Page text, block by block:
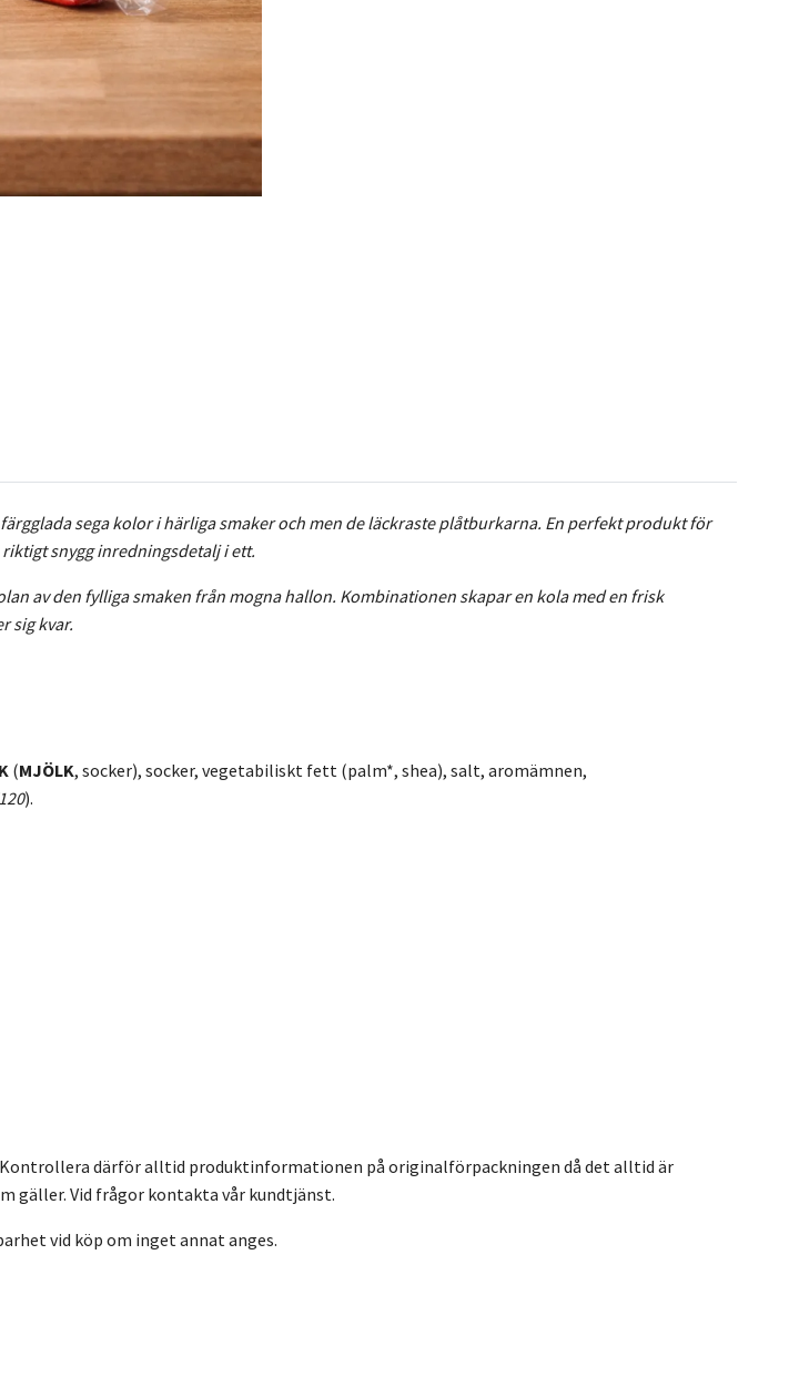
sega kolor i härliga smaker och men de läckraste plåtburkarna. En perfekt produkt för
snygg inredningsdetalj i ett.
av den fylliga smaken från mogna hallon. Kombinationen skapar en kola med en frisk
sig kvar.
(MJÖLK, socker), socker, vegetabiliskt fett (palm*, shea), salt, aromämnen,
).
därför alltid produktinformationen på originalförpackningen då det alltid är
gäller. Vid frågor kontakta vår kundtjänst.
vid köp om inget annat anges.